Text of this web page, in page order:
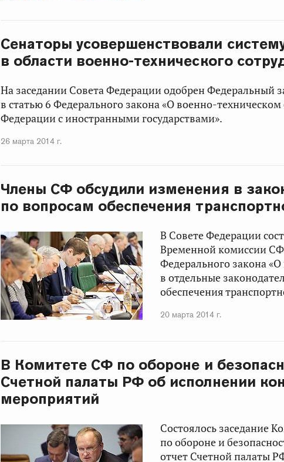
Сенаторы усовершенствовали
в области военно-технического
На заседании Совета Федерации одобрен Федеральный
в статью 6 Федерального закона «О военно-техническом
Федерации с иностранными государствами».
26 марта 2014 г.
Члены СФ обсудили изменения в
по вопросам обеспечения
В Совете Федерации
Временной комиссии
Федерального закона
в отдельные
обеспечения
20 марта 2014 г.
В Комитете СФ по обороне и
Счетной палаты РФ об исполнении
мероприятий
Состоялось заседание
по обороне и
отчет Счетной палаты